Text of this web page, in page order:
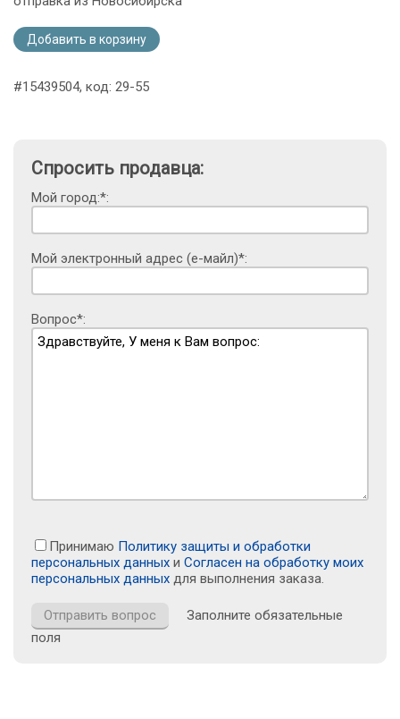
Добавить в корзину
#15439504, код: 29-55
Спросить продавца:
Мой город:*:
Мой электронный адрес (е-майл)*:
Вопрос*:
Принимаю Политику защиты и обработки
персональных данных и Согласен на обработку моих
персональных данных для выполнения заказа.
Заполните обязательные
поля